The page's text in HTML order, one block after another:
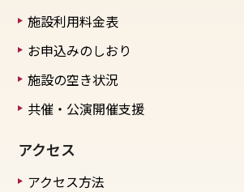
施設利用料金表
お申込みのしおり
施設の空き状況
共催・公演開催支援
アクセス
アクセス方法